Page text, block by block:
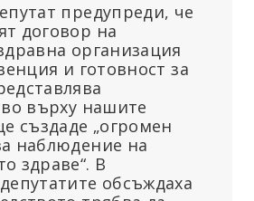
предупреди, че
договор на
организация
и готовност за
върху нашите
създаде „огромен
наблюдение на
здраве“. В
обсъждаха